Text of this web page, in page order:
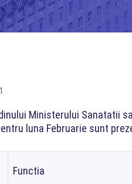
Ministerului Sanatatii
luna Februarie sunt
Functia